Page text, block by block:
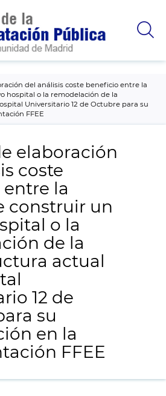
del análisis coste beneficio entre la
hospital o la remodelación de la
Universitario 12 de Octubre para su
FFEE
elaboración
coste
la
construir un
o la
de la
actual
12 de
su
en la
FFEE